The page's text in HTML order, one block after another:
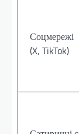
Соцмережі
(X, TikTok)